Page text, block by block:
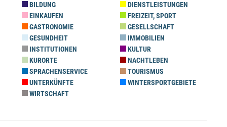
BILDUNG
DIENSTLEISTUNGEN
EINKAUFEN
FREIZEIT, SPORT
GASTRONOMIE
GESELLSCHAFT
GESUNDHEIT
IMMOBILIEN
INSTITUTIONEN
KULTUR
KURORTE
NACHTLEBEN
SPRACHENSERVICE
TOURISMUS
UNTERKÜNFTE
WINTERSPORTGEBIETE
WIRTSCHAFT